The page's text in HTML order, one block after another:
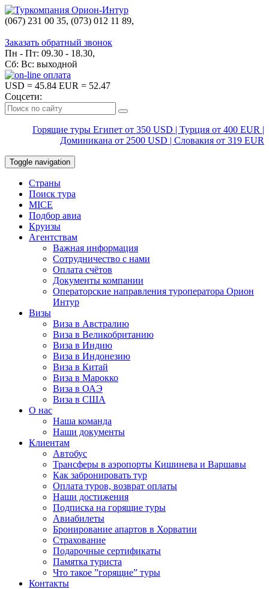
(067) 231 00 35, (073) 012 11 89,
Заказать обратный звонок
Пн - Пт: 09.30 - 18.30,
Сб: Вс: выходной
USD = 45.84 EUR = 52.47
Соцсети:
Горящие туры Египет от 350 USD | Турция от 400 EUR |
Доминикана от 2500 USD | Словакия от 319 EUR
Toggle navigation
Страны
Поиск тура
MICE
Подбор авиа
Круизы
Агентствам
Важная информация
Сотрудничество с нами
Оплата счётов
Документы компании
Операторские направления туроператора Орион
Интур
Визы
Виза в Австралию
Виза в Великобританию
Виза в Индию
Виза в Индонезию
Виза в Китай
Виза в Марокко
Виза в ОАЭ
Виза в США
О нас
Наша команда
Наши документы
Клиентам
Автобус
Трансферы в аэропорты Кишинева и Варшавы
Как забронировать тур
Оплата туров, возврат оплаты
Наши достижения
Подписка на горящие туры
Авиабилеты
Бронирование апартов в Хорватии
Страхование
Подарочные сертификаты
Памятка туриста
Что такое ”горящие” туры
Контакты